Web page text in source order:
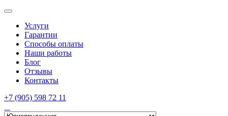
Услуги
Гарантии
Способы оплаты
Наши работы
Блог
Отзывы
Контакты
+7 (905) 598 72 11